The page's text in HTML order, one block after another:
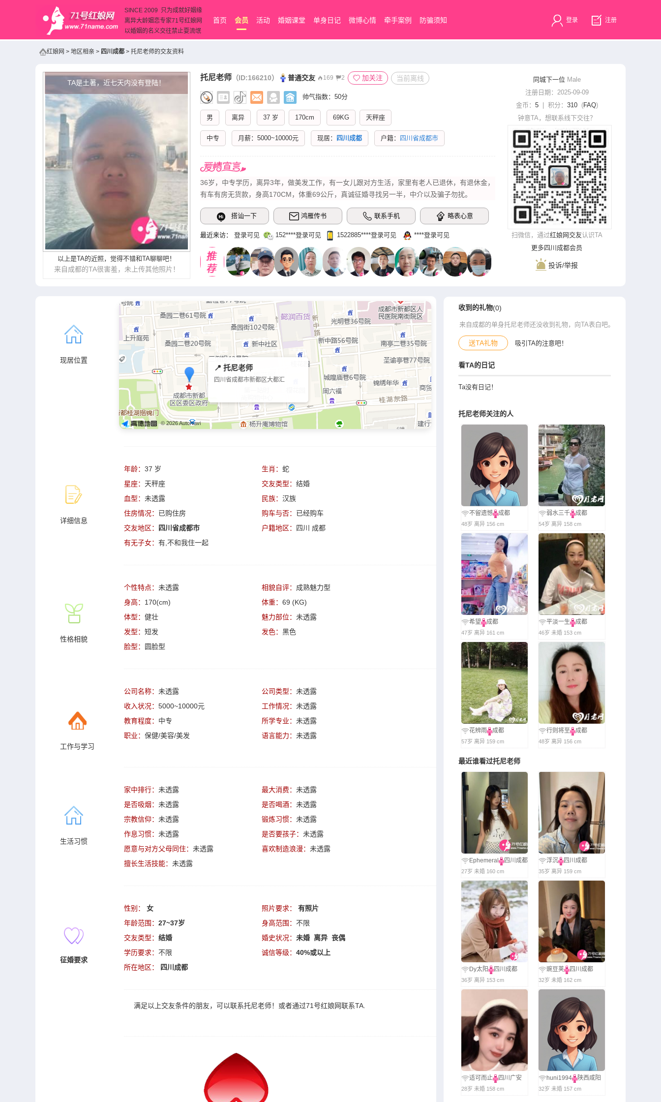
SINCE 2009 只为成就好姻缘
离异大龄姻恋专家71号红娘网
以婚姻的名义交往禁止耍流氓
首页 会员 活动 婚姻课堂 单身日记 微博心情 牵手案例 防骗须知 登录 注册
红娘网 > 地区相亲 > 四川成都 > 托尼老师的交友资料
TA是土著，近七天内没有登陆！
以上是TA的近照，觉得不错和TA聊聊吧！
来自成都的TA很害羞，未上传其他照片！
托尼老师 （ID:166210） 普通交友 169 2 加关注 当前离线
帅气指数：50分
男 离异 37 岁 170cm 69KG 天秤座
中专 月薪：5000~10000元 现居： 四川成都 户籍： 四川省成都市
36岁，中专学历，离异3年，做美发工作，有一女儿跟对方生活，家里有老人已退休，有退休金，
有车有房无货款，身高170CM，体重69公斤，真诚征婚寻找另一半，中介以及骗子勿扰。
搭讪一下 鸿雁传书 联系手机 略表心意
最近来访： 登录可见 152‌****登录可见 1522885‌****‌登录可见 ‌****‌登录可见
同城下一位 Male
注册日期：2025-09-09
金币： 5| 积分： 310(FAQ)
钟意TA，想联系线下交往？
扫微信，通过红娘网交友认识TA
更多四川成都会员
投诉/举报
现居位置
📍 托尼老师
四川省成都市新都区大都汇
© 2026 AutoNavi
详细信息
年龄： 37 岁 生肖： 蛇
星座： 天秤座 交友类型： 结婚
血型： 未透露 民族： 汉族
住房情况： 已购住房 购车与否： 已经购车
交友地区：
四川省成都市 户籍地区：
四川 成都
有无子女： 有,不和我住一起
性格相貌
个性特点： 未透露 相貌自评： 成熟魅力型
身高： 170(cm) 体重： 69 (KG)
体型： 健壮 魅力部位： 未透露
发型： 短发 发色： 黑色
脸型：
圆脸型
工作与学习
公司名称： 未透露 公司类型： 未透露
收入状况： 5000~10000元 工作情况： 未透露
教育程度： 中专 所学专业： 未透露
职业： 保健/美容/美发 语言能力： 未透露
生活习惯
家中排行： 未透露 最大消费： 未透露
是否吸烟： 未透露 是否喝酒： 未透露
宗教信仰： 未透露 锻炼习惯： 未透露
作息习惯： 未透露 是否要孩子： 未透露
愿意与对方父母同住： 未透露 喜欢制造浪漫： 未透露
擅长生活技能： 未透露
征婚要求
性别： 女 照片要求：
有照片
年龄范围： 27~37岁 身高范围： 不限
交友类型： 结婚 婚史状况： 未婚 离异 丧偶
学历要求： 不限 诚信等级： 40%或以上
所在地区：
四川成都
满足以上交友条件的朋友，可以联系托尼老师！或者通过71号红娘网联系TA
收到的礼物(0)
来自成都的单身托尼老师还没收到礼物，向TA表白吧。
送TA礼物 吸引TA的注意吧！
看TA的日记
Ta没有日记！
托尼老师关注的人
不留遗憾 成都
48岁 离异 156 cm
弱水三千 成都
54岁 离异 158 cm
希望 成都
47岁 离异 161 cm
平淡一生 成都
46岁 未婚 153 cm
花辨雨 成都
57岁 离异 159 cm
行则将至 成都
48岁 离异 156 cm
最近谁看过托尼老师
Ephemeral 四川成都
27岁 未婚 160 cm
浮沉 四川成都
35岁 离异 159 cm
Dy太阳 四川成都
36岁 离异 153 cm
豌豆荚 四川成都
32岁 未婚 162 cm
适可而止 四川广安
28岁 未婚 158 cm
huni1994 陕西咸阳
32岁 未婚 157 cm